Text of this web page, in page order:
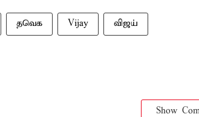
தவெக Vijay விஜய்
Show